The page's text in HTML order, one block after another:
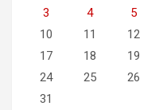
3
4 5
10
11 12
17
18 19
24
25 26
31